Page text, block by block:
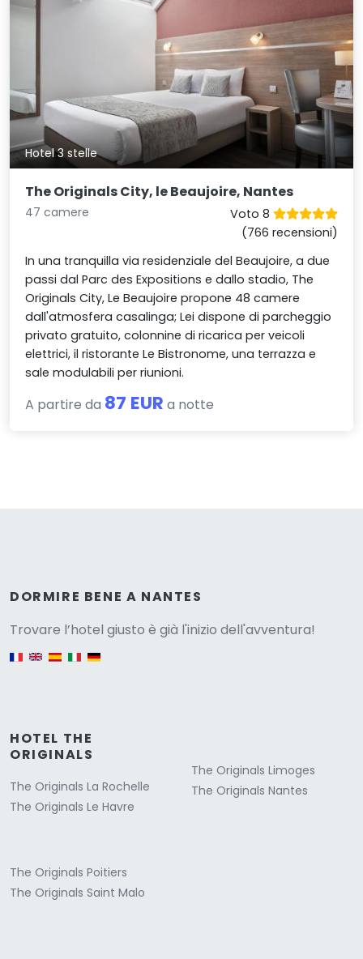
Hotel 3 stelle
The Originals City, le Beaujoire, Nantes
47 camere
Voto 8
(766 recensioni)
In una tranquilla via residenziale del Beaujoire, a due
passi dal Parc des Expositions e dallo stadio, The
Originals City, Le Beaujoire propone 48 camere
dall'atmosfera casalinga; Lei dispone di parcheggio
privato gratuito, colonnine di ricarica per veicoli
elettrici, il ristorante Le Bistronome, una terrazza e
sale modulabili per riunioni.
A partire da 87 EUR a notte
DORMIRE BENE A NANTES
Trovare l’hotel giusto è già l'inizio dell'avventura!
HOTEL THE
ORIGINALS
The Originals La Rochelle
The Originals Le Havre
The Originals Limoges
The Originals Nantes
The Originals Poitiers
The Originals Saint Malo